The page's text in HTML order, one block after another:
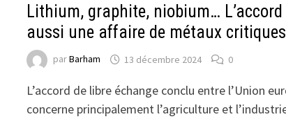
Lithium, graphite, niobium…
aussi une affaire de métaux critiques
parBarham 13 décembre 2024 0
L’accord de libre échange conclu entre l’Union
concerne principalement l’agriculture et